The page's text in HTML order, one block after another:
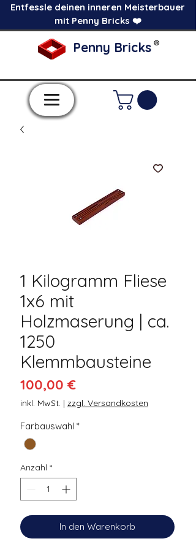
Entfessle deinen inneren Meisterbauer
mit Penny Bricks ❤️
Penny Bricks ®
1 Kilogramm Fliese
1x6 mit
Holzmaserung | ca.
1250
Klemmbausteine
100,00 €Preis
inkl. MwSt. | zzgl. Versandkosten
Farbauswahl *
Anzahl *
In den Warenkorb